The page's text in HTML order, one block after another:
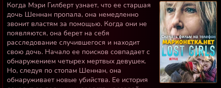
Когда Мэри Гилберт узнает, что ее старшая
дочь Шеннан пропала, она немедленно
звонит властям за помощью. Когда они не
появляются, она берет на себя
расследование случившегося и находит
свою дочь. Начало ее поисков совпадает с
обнаружением четырех мертвых девушек.
Но, следуя по стопам Шеннан, она
обнаруживает новые убийства. Ее история